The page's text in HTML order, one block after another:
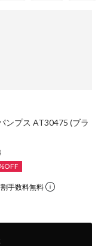
ンプス AT30475 (ブラ
手数料無料